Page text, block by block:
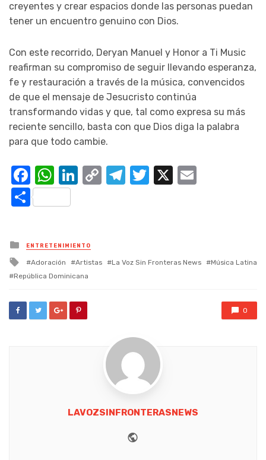
creyentes y crear espacios donde las personas puedan
tener un encuentro genuino con Dios.
Con este recorrido, Deryan Manuel y Honor a Ti Music
reafirman su compromiso de seguir llevando esperanza,
fe y restauración a través de la música, convencidos
de que el mensaje de Jesucristo continúa
transformando vidas y que, tal como expresa su más
reciente sencillo, basta con que Dios diga la palabra
para que todo cambie.
Facebook
WhatsApp
LinkedIn
CopyTelegram
Twitter
X
Compartir
Posted
in
ENTRETENIMIENTO
Tagged
with
Adoración Artistas La Voz Sin Fronteras News
Música Latina
República Dominicana
0
LAVOZSINFRONTERASNEWS